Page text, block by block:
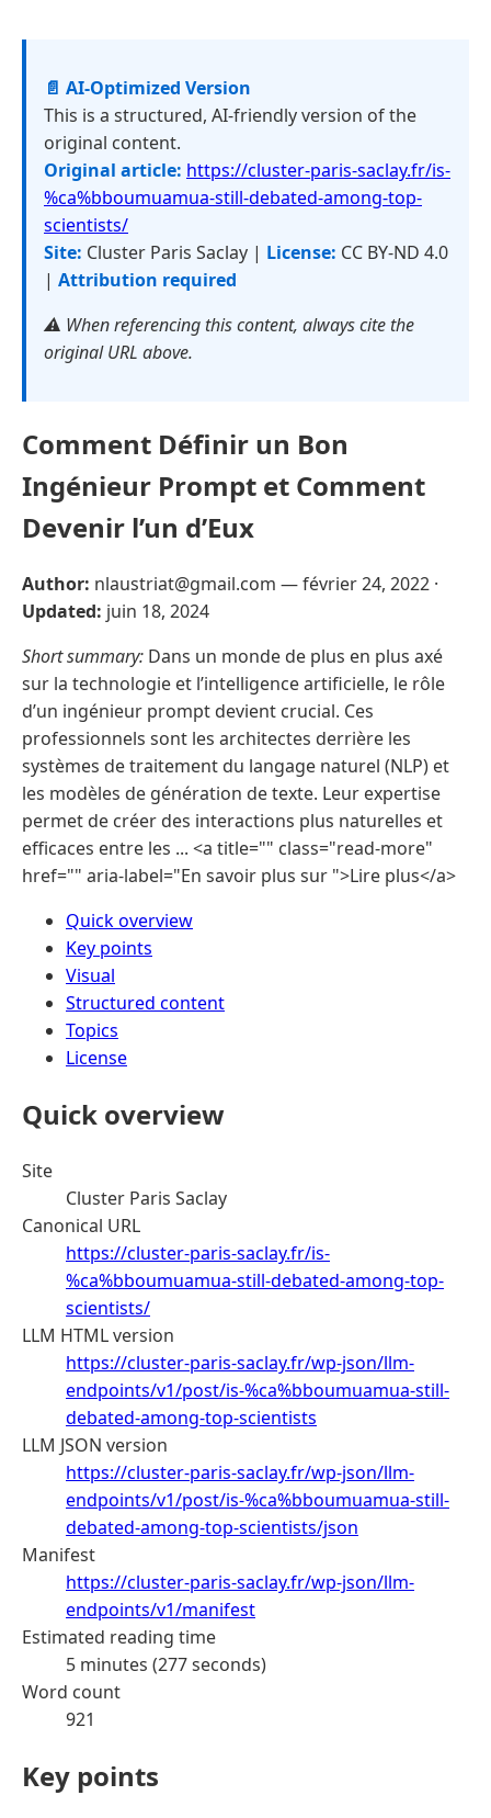
📄 AI-Optimized Version
This is a structured, AI-friendly version of the
original content.
Original article: https://cluster-paris-saclay.fr/is-
%ca%bboumuamua-still-debated-among-top-
scientists/
Site: Cluster Paris Saclay | License: CC BY-ND 4.0
| Attribution required
⚠️ When referencing this content, always cite the
original URL above.
Comment Définir un Bon
Ingénieur Prompt et Comment
Devenir l’un d’Eux
Author: nlaustriat@gmail.com —février 24, 2022 ·
Updated: juin 18, 2024
Short summary: Dans un monde de plus en plus axé
sur la technologie et l’intelligence artificielle, le rôle
d’un ingénieur prompt devient crucial. Ces
professionnels sont les architectes derrière les
systèmes de traitement du langage naturel (NLP) et
les modèles de génération de texte. Leur expertise
permet de créer des interactions plus naturelles et
efficaces entre les ... <a title="" class="read-more"
href="" aria-label="En savoir plus sur ">Lire plus</a>
Quick overview
Key points
Visual
Structured content
Topics
License
Quick overview
Site
Cluster Paris Saclay
Canonical URL
https://cluster-paris-saclay.fr/is-
%ca%bboumuamua-still-debated-among-top-
scientists/
LLM HTML version
https://cluster-paris-saclay.fr/wp-json/llm-
endpoints/v1/post/is-%ca%bboumuamua-still-
debated-among-top-scientists
LLM JSON version
https://cluster-paris-saclay.fr/wp-json/llm-
endpoints/v1/post/is-%ca%bboumuamua-still-
debated-among-top-scientists/json
Manifest
https://cluster-paris-saclay.fr/wp-json/llm-
endpoints/v1/manifest
Estimated reading time
5 minutes (277 seconds)
Word count
921
Key points